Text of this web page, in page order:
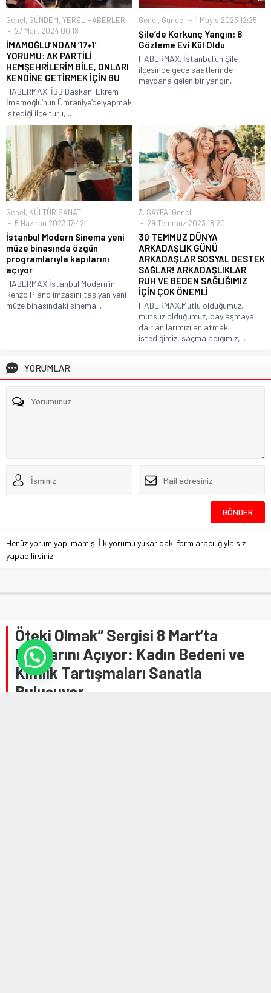
Genel, GÜNDEM, YEREL HABERLER
27 Mart 2024 00:18
İMAMOĞLU’NDAN ‘17+1’
YORUMU: AK PARTİLİ
HEMŞEHRİLERİM BİLE, ONLARI
KENDİNE GETİRMEK İÇİN BU
HABERMAX. İBB Başkanı Ekrem
İmamoğlu’nun Ümraniye’de yapmak
istediği ilçe turu,...
Genel, Güncel 1 Mayıs 2025 12:25
Şile’de Korkunç Yangın: 6
Gözleme Evi Kül Oldu
HABERMAX. İstanbul’un Şile
ilçesinde gece saatlerinde
meydana gelen bir yangın,...
Genel, KÜLTÜR SANAT
5 Haziran 2023 17:42
İstanbul Modern Sinema yeni
müze binasında özgün
programlarıyla kapılarını
açıyor
HABERMAX.İstanbul Modern’in
Renzo Piano imzasını taşıyan yeni
müze binasındaki sinema...
3. SAYFA, Genel
29 Temmuz 2023 18:20
30 TEMMUZ DÜNYA
ARKADAŞLIK GÜNÜ
ARKADAŞLAR SOSYAL DESTEK
SAĞLAR! ARKADAŞLIKLAR
RUH VE BEDEN SAĞLIĞIMIZ
İÇİN ÇOK ÖNEMLİ
HABERMAX.Mutlu olduğumuz,
mutsuz olduğumuz, paylaşmaya
dair anılarımızı anlatmak
istediğimiz, saçmaladığımız,...
YORUMLAR
Henüz yorum yapılmamış. İlk yorumu yukarıdaki form aracılığıyla siz
yapabilirsiniz.
Öteki Olmak” Sergisi 8 Mart’ta
Kapılarını Açıyor: Kadın Bedeni ve
Kimlik Tartışmaları Sanatla
Buluşuyor